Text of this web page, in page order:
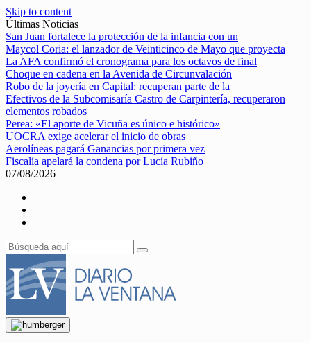
Skip to content
Últimas Noticias
San Juan fortalece la protección de la infancia con un
Maycol Coria: el lanzador de Veinticinco de Mayo que proyecta
La AFA confirmó el cronograma para los octavos de final
Choque en cadena en la Avenida de Circunvalación
Robo de la joyería en Capital: recuperan parte de la
Efectivos de la Subcomisaría Castro de Carpintería, recuperaron
elementos robados
Perea: «El aporte de Vicuña es único e histórico»
UOCRA exige acelerar el inicio de obras
Aerolíneas pagará Ganancias por primera vez
Fiscalía apelará la condena por Lucía Rubiño
07/08/2026